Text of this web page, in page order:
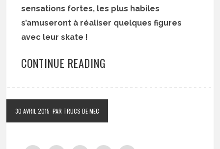
sensations fortes, les plus habiles
s’amuseront à réaliser quelques figures
avec leur skate !
CONTINUE READING
30 AVRIL 2015 PAR TRUCS DE MEC